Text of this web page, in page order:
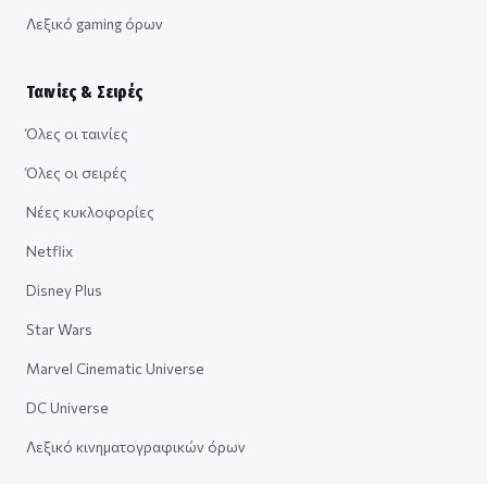
Λεξικό gaming όρων
Ταινίες & Σειρές
Όλες οι ταινίες
Όλες οι σειρές
Νέες κυκλοφορίες
Netflix
Disney Plus
Star Wars
Marvel Cinematic Universe
DC Universe
Λεξικό κινηματογραφικών όρων